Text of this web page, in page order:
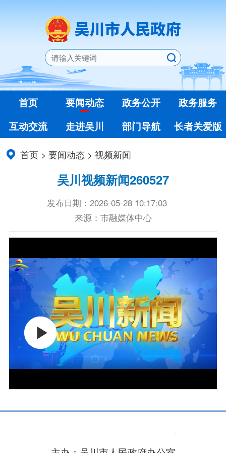
首页 要闻动态 政务公开
政务服务
互动交流
走进吴川 部门导航 长者关爱版
首页 >要闻动态 >视频新闻
吴川视频新闻260527
发布日期：2026-05-28 10:17:03
来源：市融媒体中心